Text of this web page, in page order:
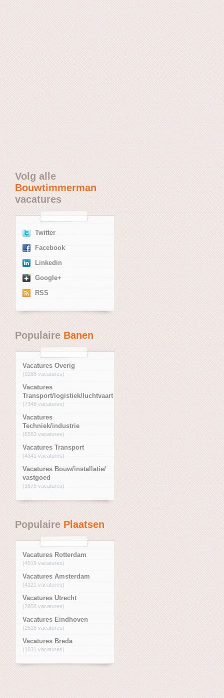
Volg alle
Bouwtimmerman
vacatures
Twitter
Facebook
Linkedin
Google+
RSS
PopulaireBanen
Vacatures Overig
(9288 vacatures)
Vacatures
Transport/logistiek/luchtvaart
(7348 vacatures)
Vacatures
Techniek/industrie
(6563 vacatures)
Vacatures Transport
(4341 vacatures)
Vacatures Bouw/installatie/
vastgoed
(3875 vacatures)
PopulairePlaatsen
Vacatures Rotterdam
(4519 vacatures)
Vacatures Amsterdam
(4221 vacatures)
Vacatures Utrecht
(2958 vacatures)
Vacatures Eindhoven
(2518 vacatures)
Vacatures Breda
(1831 vacatures)